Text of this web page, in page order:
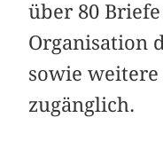
über 80
Organisation
sowie
zugänglich.